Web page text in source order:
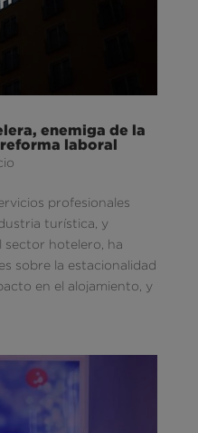
enemiga de la
laboral
profesionales
turística, y
sector hotelero, ha
sobre la estacionalidad
en el alojamiento, y